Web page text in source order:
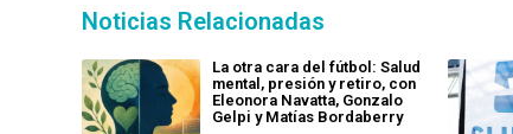
Noticias Relacionadas
La otra cara del fútbol: Salud
mental, presión y retiro, con
Eleonora Navatta, Gonzalo
Gelpi y Matías Bordaberry